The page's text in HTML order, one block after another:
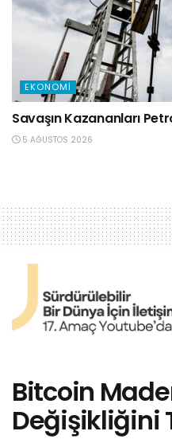
EKONOMI
Savaşın Kazananları
5 AĞUSTOS 2026
Bitcoin
Değişikliğini